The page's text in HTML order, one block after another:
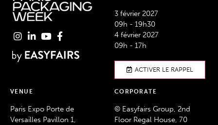
3 février 2027
09h - 19h30
4 février 2027
09h - 17h
ACTIVER LE RAPPEL
VENUE
Paris Expo Porte de
Versailles Pavillon 1,
CORPORATE
© Easyfairs Group, 2nd
Floor Regal House, 70